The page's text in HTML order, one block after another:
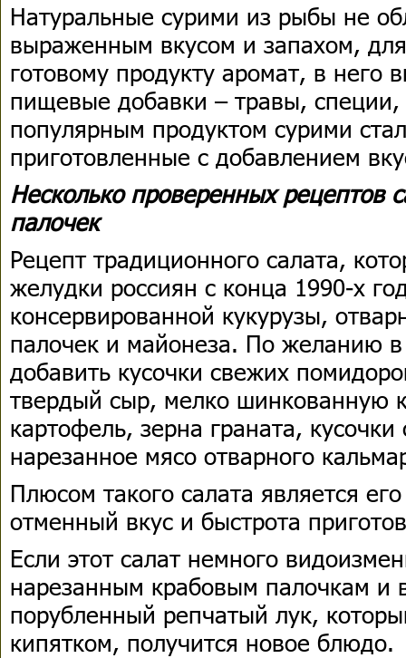
Натуральные сурими из рыбы не
выраженным вкусом и запахом,
готовому продукту аромат, в него
пищевые добавки – травы,
популярным продуктом сурими
приготовленные с добавлением
Несколько проверенных рецептов
палочек
Рецепт традиционного салата,
желудки россиян с конца 1990-х
консервированной кукурузы,
палочек и майонеза. По желанию
добавить кусочки свежих
твердый сыр, мелко шинкованную
картофель, зерна граната,
нарезанное мясо отварного
Плюсом такого салата является
отменный вкус и быстрота
Если этот салат немного
нарезанным крабовым палочкам и
порубленный репчатый лук,
кипятком, получится новое блюдо.